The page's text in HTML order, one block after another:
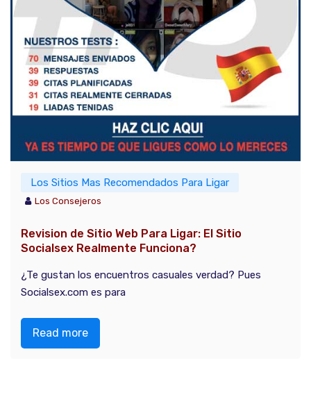
Los Sitios Mas Recomendados Para Ligar
Los Consejeros
Revision de Sitio Web Para Ligar: El Sitio
Socialsex Realmente Funciona?
¿Te gustan los encuentros casuales verdad? Pues
Socialsex.com es para
Read more